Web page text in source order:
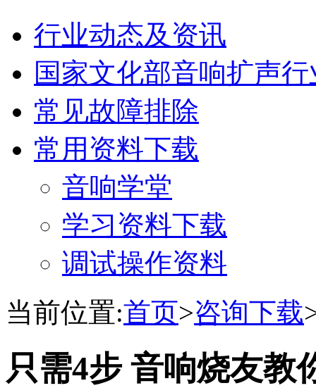
行业动态及资讯
国家文化部音响扩声
常见故障排除
常用资料下载
音响学堂
学习资料下载
调试操作资料
当前位置:首页>咨询下载
只需4步 音响烧友教